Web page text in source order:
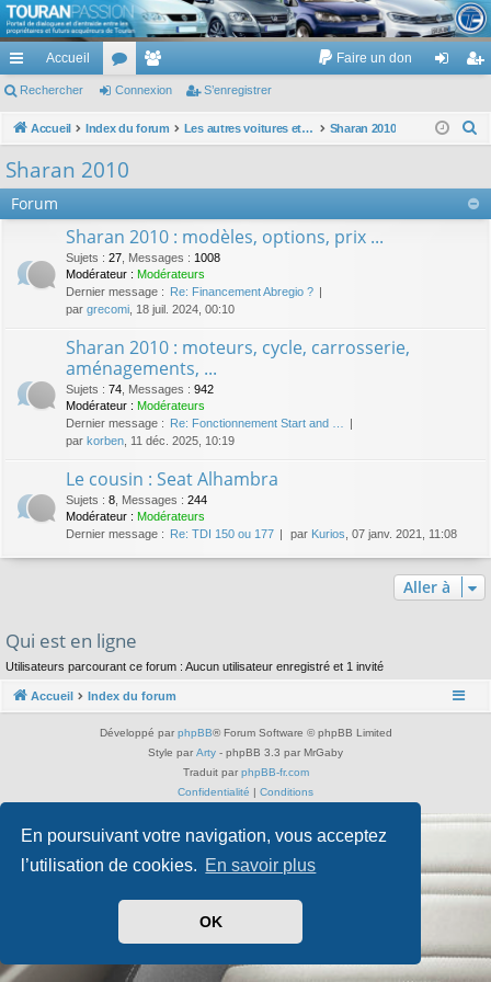
En poursuivant votre navigation, vous acceptez
l’utilisation de cookies. En savoir plus
OK
TouranPassion
Le forum des propriétaires ou futurs acquéreurs du Volkswagen Touran
cc
ès
pi
de
Accueil
or
u
s
e
m
es
Faire un don
ne
on
nr
ist
re
Rechercher Connexion S’enregistrer
Accueil Index du forum Les autres voitures et ce qui touche à la voiture Sharan 2010
Sharan 2010
Forum
Sharan 2010 : modèles, options, prix ...
Sujets : 27 Messages : 1008
Modérateur : Modérateurs
Dernier message : Re: Financement Abregio ?
par grecomi , 18 juil. 2024, 00:10
Sharan 2010 : moteurs, cycle, carrosserie,
aménagements, ...
Sujets : 74 Messages : 942
Modérateur : Modérateurs
Dernier message : Re: Fonctionnement Start and …
par korben , 11 déc. 2025, 10:19
Le cousin : Seat Alhambra
Sujets : 8 Messages : 244
Modérateur : Modérateurs
Dernier message : Re: TDI 150 ou 177 par Kurios , 07 janv. 2021, 11:08
Aller à
Qui est en ligne
Utilisateurs parcourant ce forum : Aucun utilisateur enregistré et 1 invité
Accueil Index du forum
Développé par phpBB® Forum Software © phpBB Limited
Style par Arty - phpBB 3.3 par MrGaby
Traduit par phpBB-fr.com
Confidentialité | Conditions